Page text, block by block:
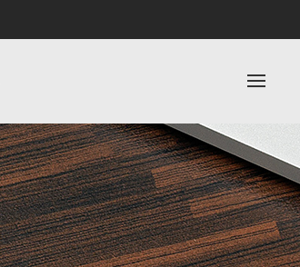
관련사이트
기타링크